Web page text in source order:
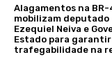
Alagamentos na BR-
mobilizam deputado
Ezequiel Neiva e
Estado para garantir
trafegabilidade na